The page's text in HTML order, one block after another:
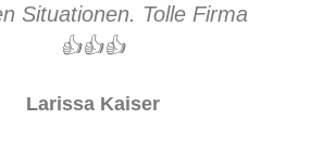
Situationen. Tolle Firma
👍👍👍
Larissa Kaiser